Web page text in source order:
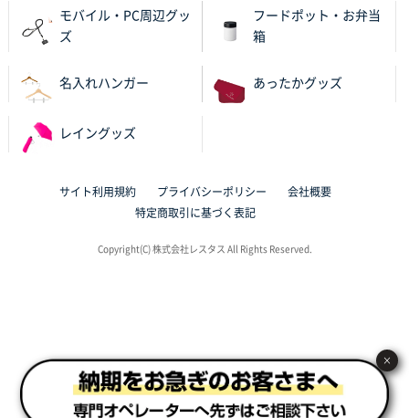
サイトが見やすい
ワンポイントポリ袋 A4サイズ
サイト構成が解りやすかったから
ブックメモ付箋
200枚
2025年10月16日 10:30
に進められるから
東京都S社様
モバイル・PC周辺グッ
ズ
フードポット・お弁当
箱
名入れハンガー あったかグッズ
レイングッズ
サイト利用規約 プライバシーポリシー
会社概要
特定商取引に基づく表記
Copyright(C) 株式会社レスタス All Rights Reserved.
×